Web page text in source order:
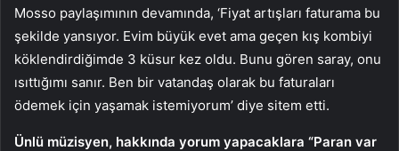
Mosso paylaşımının devamında, ‘Fiyat artışları faturama bu
şekilde yansıyor. Evim büyük evet ama geçen kış kombiyi
köklendirdiğimde 3 küsur kez oldu. Bunu gören saray, onu
ısıttığımı sanır. Ben bir vatandaş olarak bu faturaları
ödemek için yaşamak istemiyorum’ diye sitem etti.
Ünlü müzisyen, hakkında yorum yapacaklara “Paran var